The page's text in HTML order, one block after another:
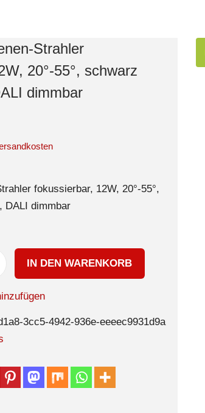
Strahler
20°-55°, schwarz
dimmbar
fokussierbar, 12W, 20°-55°,
DALI dimmbar
IN DEN WARENKORB
3cc5-4942-936e-eeeec9931d9a